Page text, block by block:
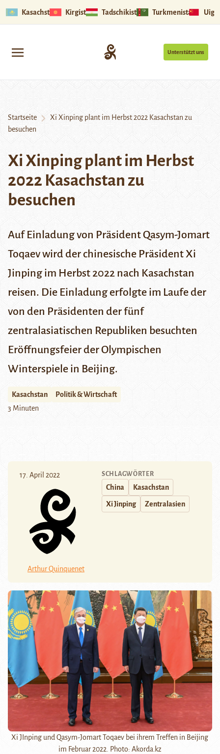
Kasachstan Kirgistan Tadschikistan Turkmenistan
Unterstützt uns
Startseite
Xi Xinping plant im Herbst 2022 Kasachstan zu
besuchen
Xi Xinping plant im Herbst
2022 Kasachstan zu
besuchen
Auf Einladung von Präsident Qasym-Jomart
Toqaev wird der chinesische Präsident Xi
Jinping im Herbst 2022 nach Kasachstan
reisen. Die Einladung erfolgte im Laufe der
von den Präsidenten der fünf
zentralasiatischen Republiken besuchten
Eröffnungsfeier der Olympischen
Winterspiele in Beijing.
Kasachstan
Politik & Wirtschaft
3 Minuten
17. April 2022
Arthur Quinquenet
SCHLAGWÖRTER
China Kasachstan
Xi Jinping Zentralasien
Xi JInping und Qasym-Jomart Toqaev bei ihrem Treffen in Beijing
im Februar 2022. Photo: Akorda.kz